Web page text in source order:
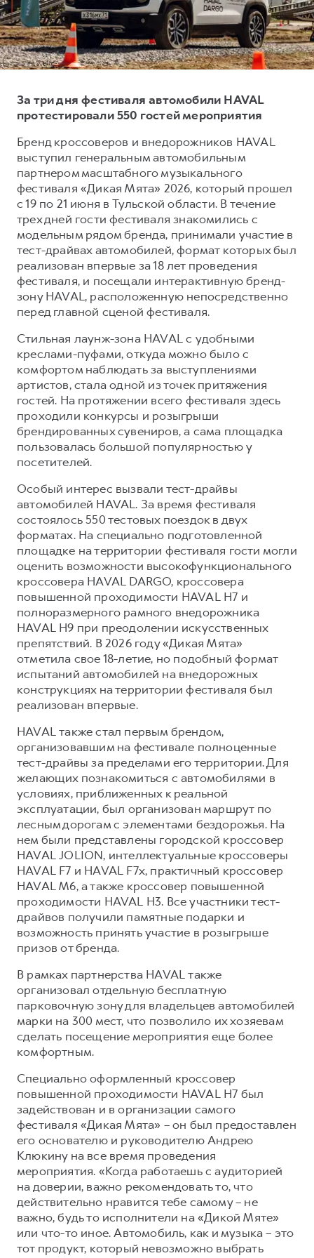
DARGO
от 3 199 000 ₽
DARGO X
от 3 499 000 ₽
от 2 899 000 ₽ от 3 599 000 ₽
POER
от 3 449 000 ₽
Тест-драйв
Трейд-ин
Кредитный калькулятор
Страхование
Кредит
КОРПОРАТИВНЫМ КЛИЕНТАМ
Для малого бизнеса
Корпоративным клиентам
Крупным корпоративным клиентам
Система управления автопарком GWM Fleet
Сервис для корпоративных клиентов
HAVAL Лизинг
АКСЕССУАРЫ HAVAL
Автомобильные аксессуары
Коллекция CITY
Коллекция Базовая
СЕРВИСНОЕ ОБСЛУЖИВАНИЕ
Нулевое ТО
Программа «Помощь на дороге»
Электронный ПТС
ПОДДЕРЖКА
GWM Безопасность
Гарантия HAVAL
Мобильное приложение GWM
Программа «HAVAL Защита+»
Руководства по эксплуатации
Подписки
АКСЕССУАРЫ HAVAL
Автомобильные аксессуары
Коллекция CITY
Коллекция Базовая
Коллекция Детская
О дилере
Наша команда
Контакты
За три дня фестиваля автомобили HAVAL
протестировали 550 гостей мероприятия
Бренд кроссоверов и внедорожников HAVAL
выступил генеральным автомобильным
партнером масштабного музыкального
фестиваля «Дикая Мята» 2026, который прошел
с 19 по 21 июня в Тульской области. В течение
трех дней гости фестиваля знакомились с
модельным рядом бренда, принимали участие в
тест-драйвах автомобилей, формат которых был
реализован впервые за 18 лет проведения
фестиваля, и посещали интерактивную бренд-
зону HAVAL, расположенную непосредственно
перед главной сценой фестиваля.
Cтильная лаунж-зона HAVAL с удобными
креслами-пуфами, откуда можно было с
комфортом наблюдать за выступлениями
артистов, стала одной из точек притяжения
гостей. На протяжении всего фестиваля здесь
проходили конкурсы и розыгрыши
брендированных сувениров, а сама площадка
пользовалась большой популярностью у
посетителей.
Особый интерес вызвали тест-драйвы
автомобилей HAVAL. За время фестиваля
состоялось 550 тестовых поездок в двух
форматах. На специально подготовленной
площадке на территории фестиваля гости могли
оценить возможности высокофункционального
кроссовера HAVAL DARGO, кроссовера
повышенной проходимости HAVAL H7 и
полноразмерного рамного внедорожника
HAVAL H9 при преодолении искусственных
препятствий. В 2026 году «Дикая Мята»
отметила свое 18-летие, но подобный формат
испытаний автомобилей на внедорожных
конструкциях на территории фестиваля был
реализован впервые.
HAVAL также стал первым брендом,
организовавшим на фестивале полноценные
тест-драйвы за пределами его территории. Для
желающих познакомиться с автомобилями в
условиях, приближенных к реальной
эксплуатации, был организован маршрут по
лесным дорогам с элементами бездорожья. На
нем были представлены городской кроссовер
HAVAL JOLION, интеллектуальные кроссоверы
HAVAL F7 и HAVAL F7x, практичный кроссовер
HAVAL M6, а также кроссовер повышенной
проходимости HAVAL H3. Все участники тест-
драйвов получили памятные подарки и
возможность принять участие в розыгрыше
призов от бренда.
В рамках партнерства HAVAL также
организовал отдельную бесплатную
парковочную зону для владельцев автомобилей
марки на 300 мест, что позволило их хозяевам
сделать посещение мероприятия еще более
комфортным.
Специально оформленный кроссовер
повышенной проходимости HAVAL H7 был
задействован и в организации самого
фестиваля «Дикая Мята» – он был предоставлен
его основателю и руководителю Андрею
Клюкину на все время проведения
мероприятия. «Когда работаешь с аудиторией
на доверии, важно рекомендовать то, что
действительно нравится тебе самому – не
важно, будь то исполнители на «Дикой Мяте»
или что-то иное. Автомобиль, как и музыка – это
тот продукт, который невозможно выбрать